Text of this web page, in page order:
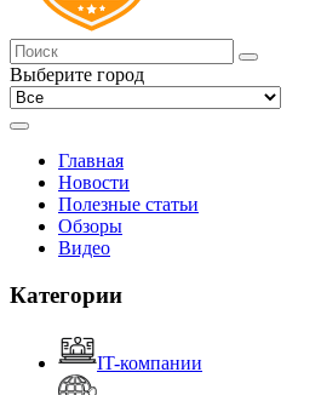
Выберите город
Главная
Новости
Полезные статьи
Обзоры
Видео
Категории
IT-компании